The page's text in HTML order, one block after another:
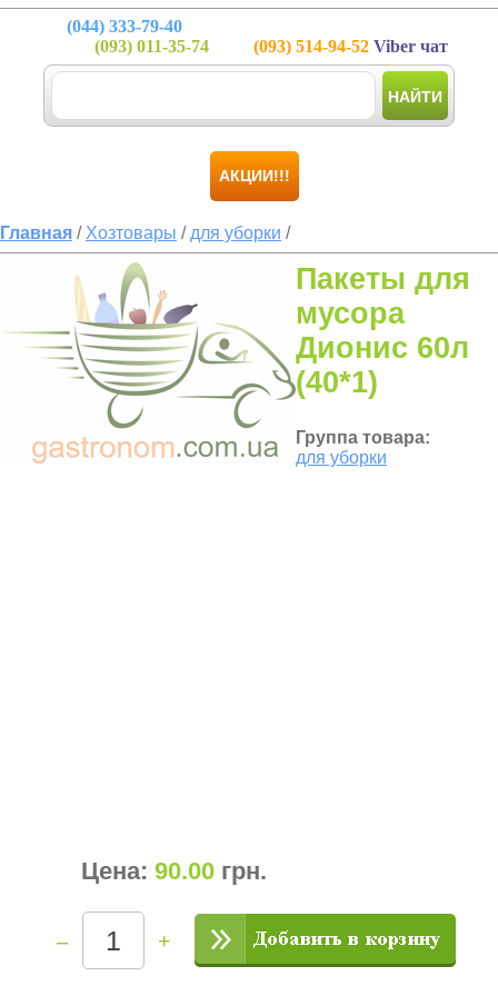
(044) 333-79-40
(093) 011-35-74 (093) 514-94-52 Viber чат
НАЙТИ
АКЦИИ!!!
Главная / Хозтовары / для уборки /
Пакеты для
мусора
Дионис 60л
(40*1)
Группа товара:
для уборки
Цена: 90.00 грн.
– +